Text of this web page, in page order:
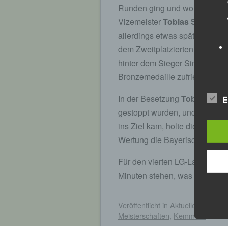
Runden ging und wo das
VizemeisterTobias Schreindl
allerdings etwas spät an und
dem Zweitplatzierten Adissu
hinter dem Sieger Simon
Bronzemedaille zufrieden
In der Besetzung Tobias
gestoppt wurden, und
ins Ziel kam, holte die LG
Wertung die Bayerische
Für den vierten LG-
Minuten stehen, was für ihn
Veröffentlicht in Aktuelles
Meisterschaften Kemmern